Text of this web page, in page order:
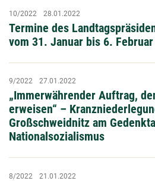
Termine des
vom 31. Januar bis 6.
10/2022 28.01.2022
„Immerwährender Auftrag,
erweisen“ –
Großschweidnitz am
Nationalsozialismus
9/2022 27.01.2022
8/2022 21.01.2022